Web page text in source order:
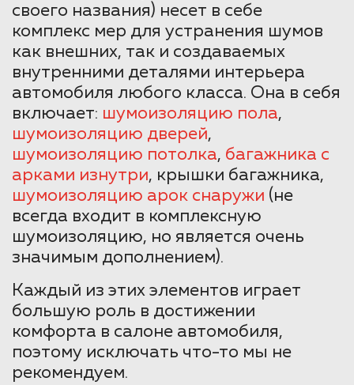
своего названия) несет в себе
комплекс мер для устранения шумов
как внешних, так и создаваемых
внутренними деталями интерьера
автомобиля любого класса. Она в себя
включает: шумоизоляцию пола,
шумоизоляцию дверей,
шумоизоляцию потолка, багажника с
арками изнутри, крышки багажника,
шумоизоляцию арок снаружи (не
всегда входит в комплексную
шумоизоляцию, но является очень
значимым дополнением).
Каждый из этих элементов играет
большую роль в достижении
комфорта в салоне автомобиля,
поэтому исключать что-то мы не
рекомендуем.